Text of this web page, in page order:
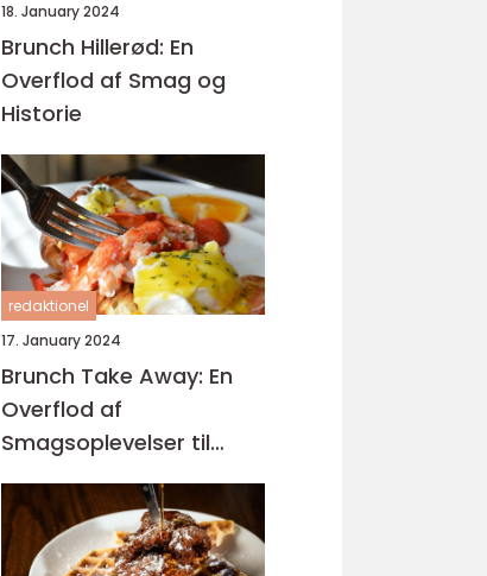
18. January 2024
Brunch Hillerød: En
Overflod af Smag og
Historie
redaktionel
17. January 2024
Brunch Take Away: En
Overflod af
Smagsoplevelser til
Dem på Farten